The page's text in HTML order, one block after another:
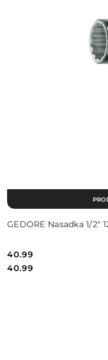
GEDORE Nasadka 1/2″
Cena:
40.99
Cena:
40.99